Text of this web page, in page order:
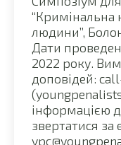
“Кримінальна
людини”,
Дати
2022 року.
доповідей:
інформацією
звертатися